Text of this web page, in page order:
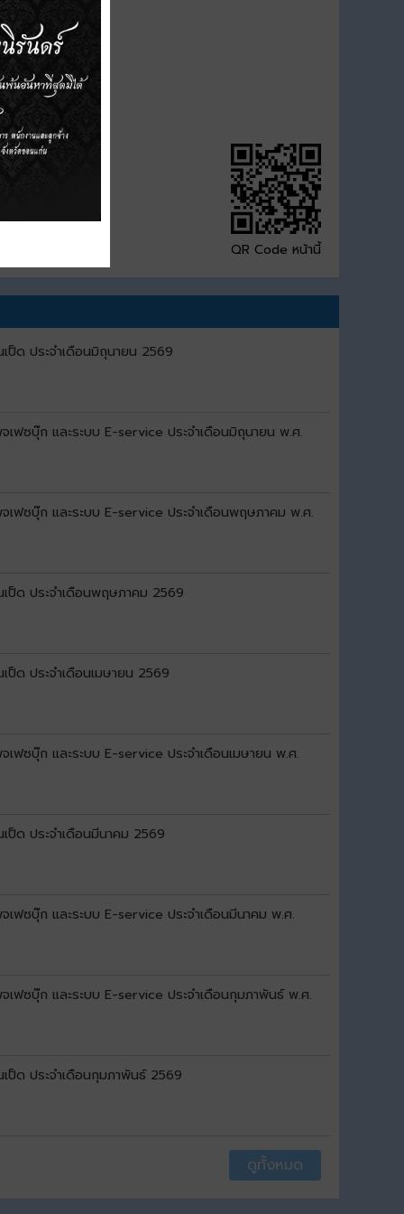
QR Code หน้านี้
ป็ด ประจำเดือนมิถุนายน 2569
เฟซบุ๊ก และระบบ E-service ประจำเดือนมิถุนายน พ.ศ.
เฟซบุ๊ก และระบบ E-service ประจำเดือนพฤษภาคม พ.ศ.
ป็ด ประจำเดือนพฤษภาคม 2569
ด ประจำเดือนเมษายน 2569
เฟซบุ๊ก และระบบ E-service ประจำเดือนเมษายน พ.ศ.
ป็ด ประจำเดือนมีนาคม 2569
เฟซบุ๊ก และระบบ E-service ประจำเดือนมีนาคม พ.ศ.
เฟซบุ๊ก และระบบ E-service ประจำเดือนกุมภาพันธ์ พ.ศ.
ป็ด ประจำเดือนกุมภาพันธ์ 2569
ดูทั้งหมด